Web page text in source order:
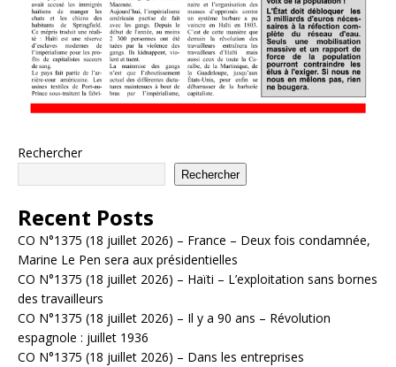
Rechercher
Rechercher
Recent Posts
CO N°1375 (18 juillet 2026) – France – Deux fois condamnée,
Marine Le Pen sera aux présidentielles
CO N°1375 (18 juillet 2026) – Haïti – L’exploitation sans bornes
des travailleurs
CO N°1375 (18 juillet 2026) – Il y a 90 ans – Révolution
espagnole : juillet 1936
CO N°1375 (18 juillet 2026) – Dans les entreprises